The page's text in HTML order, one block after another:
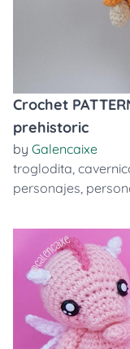
Crochet
prehistoric
by Galencaixe
troglodita,
personajes,